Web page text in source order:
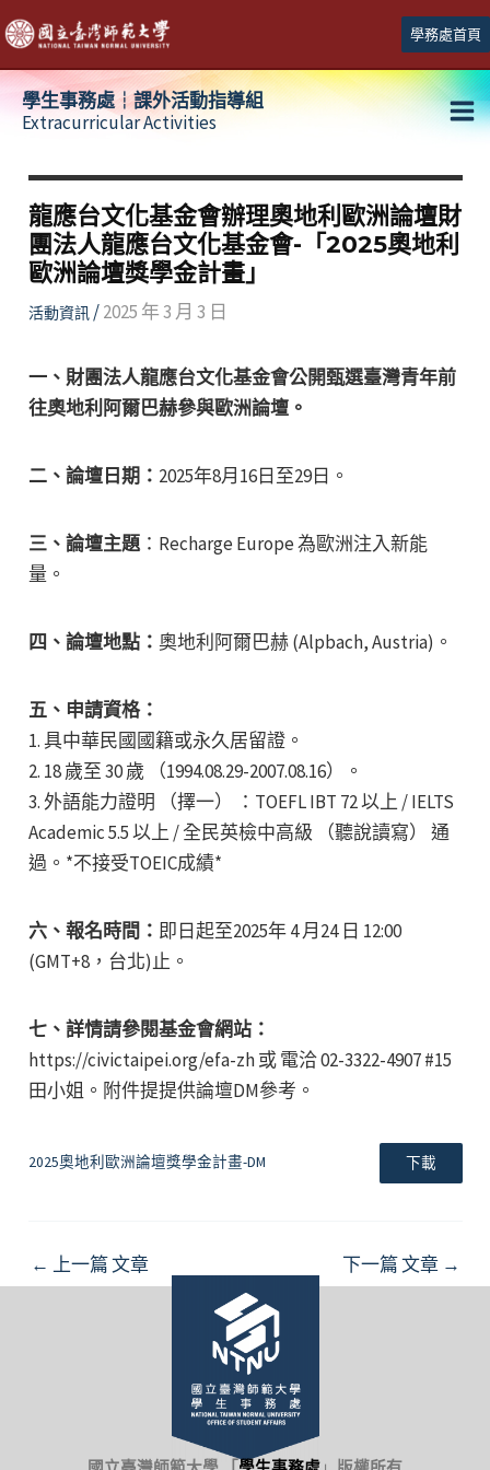
跳
至
主
學務處首頁
學生事務處┆課外活動指導組
Extracurricular Activities
龍應台文化基金會辦理奧地利歐洲論壇財
團法人龍應台文化基金會-「2025奧地利
歐洲論壇獎學金計畫」
活動資訊/2025 年 3 月 3 日
一、財團法人龍應台文化基金會公開甄選臺灣青年前
往奧地利阿爾巴赫參與歐洲論壇。
二、論壇日期： 2025年8月16日至29日。
三、論壇主題：Recharge Europe 為歐洲注入新能
量。
四、論壇地點： 奧地利阿爾巴赫 (Alpbach, Austria)。
五、申請資格：
1. 具中華民國國籍或永久居留證。
2. 18 歲至 30 歲 （1994.08.29-2007.08.16）。
3. 外語能力證明 （擇一） ：TOEFL IBT 72 以上 / IELTS
Academic 5.5 以上 / 全民英檢中高級 （聽說讀寫） 通
過。*不接受TOEIC成績*
六、報名時間： 即日起至2025年 4 月24 日 12:00
(GMT+8，台北)止。
七、詳情請參閱基金會網站：
https://civictaipei.org/efa-zh 或 電洽 02-3322-4907 #15
田小姐。附件提提供論壇DM參考。
2025奧地利歐洲論壇獎學金計畫-DM 下載
Post
navigation
← 上一篇 文章 下一篇 文章 →